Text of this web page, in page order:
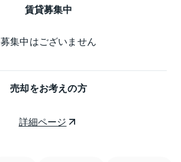
賃貸募集中
募集中はございません
売却をお考えの方
詳細ページ